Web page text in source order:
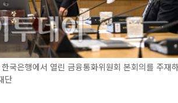
국은행에서 열린 금융통화위원회 본회의를 주재
단